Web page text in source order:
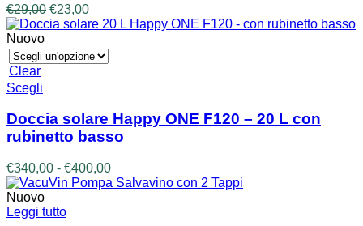
€29,00 Il
prezzo
era:
€29,00.
€23,00Il
prezzo
è:
€23,00.
Nuovo
Clear
Scegli
ha
più
varianti.
Le
opzioni
possono
essere
scelte
Doccia solare Happy ONE F120 – 20 L con
rubinetto basso
€340,00 - €400,00Fascia
di
Nuovo
Leggi tutto